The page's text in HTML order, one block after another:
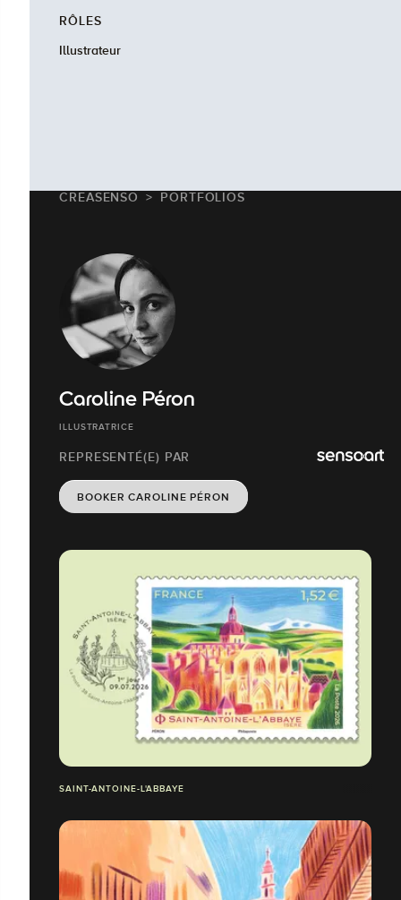
RÔLES
Illustrateur
CREASENSO PORTFOLIOS
Caroline Péron
ILLUSTRATRICE
REPRESENTÉ(E) PAR
BOOKER CAROLINE PÉRON
SAINT-ANTOINE-L'ABBAYE